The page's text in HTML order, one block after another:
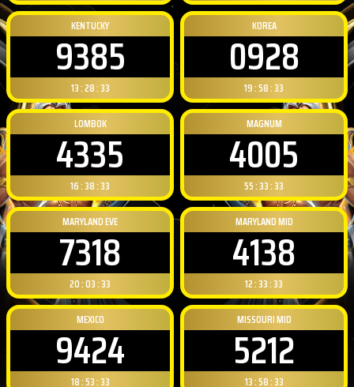
KENTUCKY
9385
13 : 28 : 32
KOREA
0928
19 : 58 : 32
LOMBOK
4335
16 : 38 : 32
MAGNUM
4005
55 : 33 : 32
MARYLAND EVE
7318
20 : 03 : 32
MARYLAND MID
4138
12 : 33 : 32
MEXICO
9424
18 : 53 : 32
MISSOURI MID
5212
13 : 58 : 32